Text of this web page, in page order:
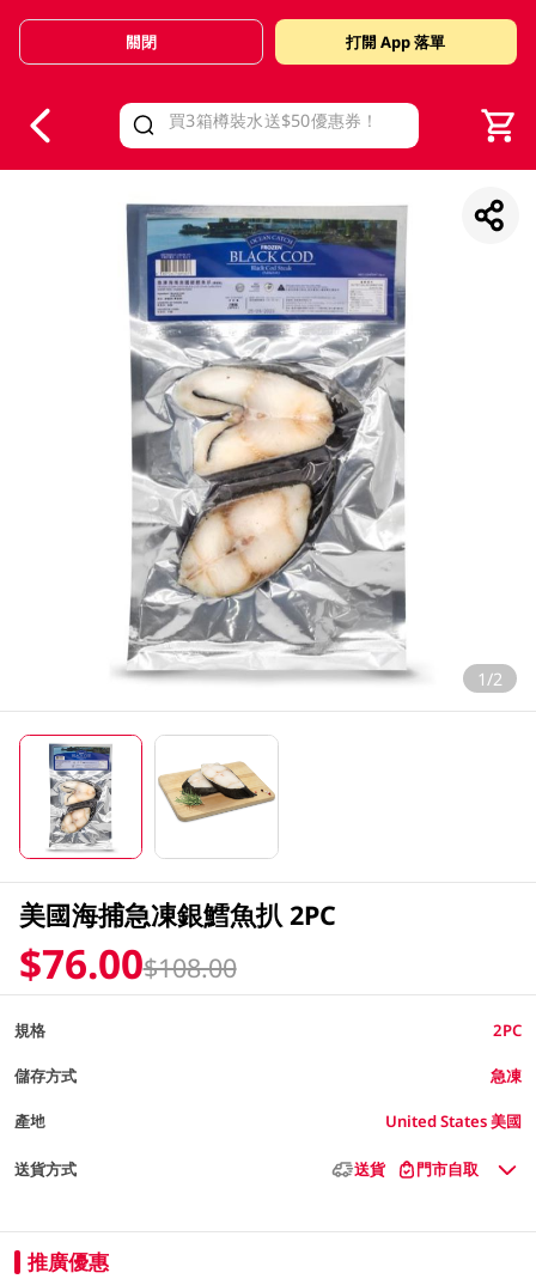
Valid Until 30 June 2026
關閉 打開 App 落單
1/2
美國海捕急凍銀鱈魚扒 2PC
$76.00$108.00
規格 2PC
儲存方式 急凍
產地 United States 美國
送貨方式 送貨 門市自取
推廣優惠